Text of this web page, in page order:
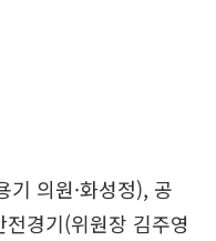
의원·화성정), 공
경기(위원장 김주영